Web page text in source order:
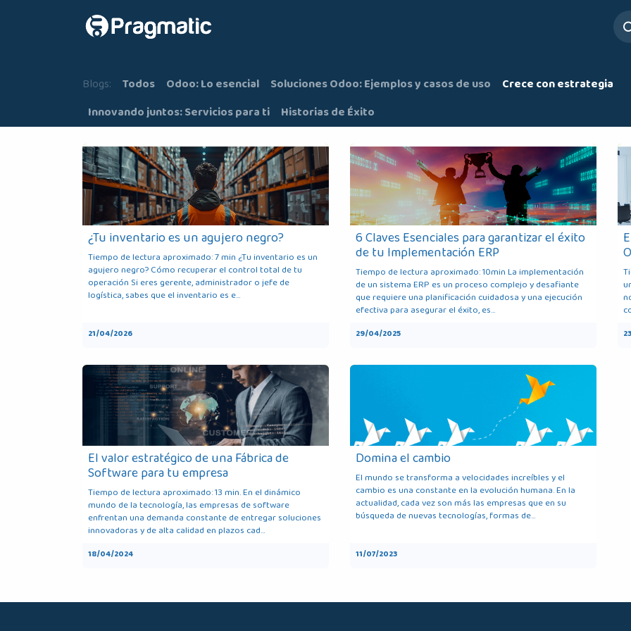
Blogs: Todos Odoo: Lo esencial Soluciones Odoo: Ejemplos y casos de uso
Crece con estrategia
Innovando juntos: Servicios para ti
Historias de Éxito
¿Tu inventario es un agujero negro?
Tiempo de lectura aproximado: 7 min ¿Tu inventario es un
agujero negro? Cómo recuperar el control total de tu
operación Si eres gerente, administrador o jefe de
logística, sabes que el inventario es e...
21/04/2026
6 Claves Esenciales para garantizar el éxito
de tu Implementación ERP
Tiempo de lectura aproximado: 10min La implementación
de un sistema ERP es un proceso complejo y desafiante
que requiere una planificación cuidadosa y una ejecución
efectiva para asegurar el éxito, es...
29/04/2025
El valor estratégico de una Fábrica de
Software para tu empresa
Tiempo de lectura aproximado: 13 min. En el dinámico
mundo de la tecnología, las empresas de software
enfrentan una demanda constante de entregar soluciones
innovadoras y de alta calidad en plazos cad...
18/04/2024
Domina el cambio
El mundo se transforma a velocidades increíbles y el
cambio es una constante en la evolución humana. En la
actualidad, cada vez son más las empresas que en su
búsqueda de nuevas tecnologías, formas de...
11/07/2023